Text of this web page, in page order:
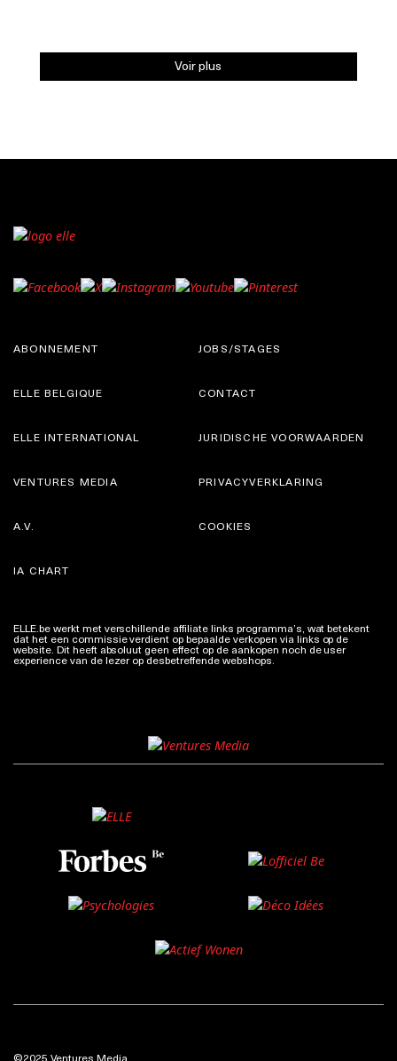
Voir plus
ABONNEMENT
ELLE BELGIQUE
JOBS/STAGES
CONTACT
ELLE INTERNATIONAL
VENTURES MEDIA
JURIDISCHE VOORWAARDEN
PRIVACYVERKLARING
A.V.
IA CHART
COOKIES
ELLE.be werkt met verschillende affiliate links programma’s, wat betekent
dat het een commissie verdient op bepaalde verkopen via links op de
website. Dit heeft absoluut geen effect op de aankopen noch de user
experience van de lezer op desbetreffende webshops.
©2025 Ventures Media